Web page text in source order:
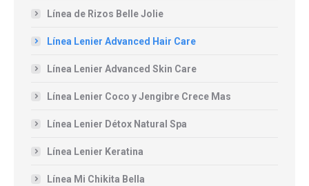
Línea de Rizos Belle Jolie
Línea Lenier Advanced Hair Care
Línea Lenier Advanced Skin Care
Línea Lenier Coco y Jengibre Crece Mas
Línea Lenier Détox Natural Spa
Línea Lenier Keratina
Línea Mi Chikita Bella